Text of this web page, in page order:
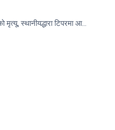
जनकपुरमा टिपरको ठक्करबाट एक जनाको मृत्यू, स्थानीयद्धारा टिपरमा आगलागि